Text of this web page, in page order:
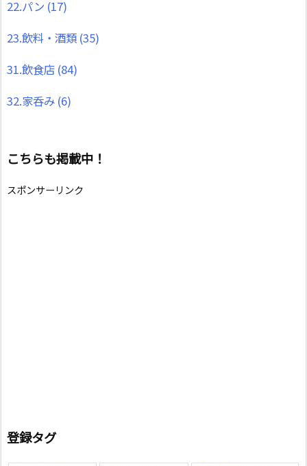
22.パン (17)
23.飲料・酒類 (35)
31.飲食店 (84)
32.家呑み (6)
こちらも掲載中！
スポンサーリンク
登録タグ